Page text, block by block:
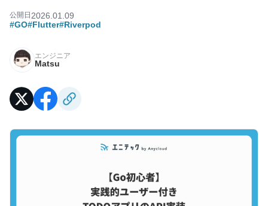
公開日 2026.01.09
#GO#Flutter#Riverpod
エンジニア
Matsu